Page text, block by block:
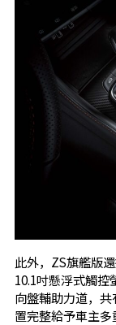
此外，ZS旗艦版
10.1吋懸浮式觸
向盤輔助力道，
置完整給予車主多